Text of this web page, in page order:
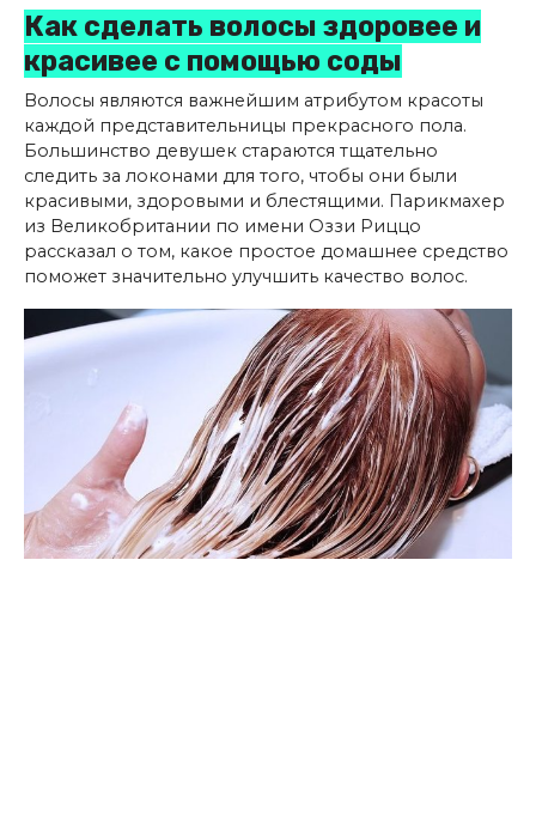
Как сделать волосы здоровее и
красивее с помощью соды
Волосы являются важнейшим атрибутом красоты
каждой представительницы прекрасного пола.
Большинство девушек стараются тщательно
следить за локонами для того, чтобы они были
красивыми, здоровыми и блестящими. Парикмахер
из Великобритании по имени Оззи Риццо
рассказал о том, какое простое домашнее средство
поможет значительно улучшить качество волос.